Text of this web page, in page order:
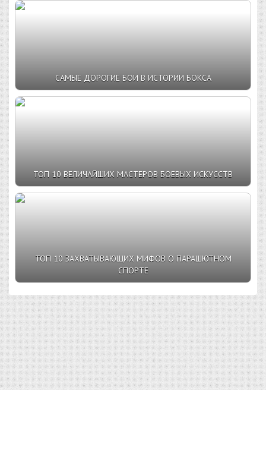
САМЫЕ ДОРОГИЕ БОИ В ИСТОРИИ БОКСА
ТОП 10 ВЕЛИЧАЙШИХ МАСТЕРОВ БОЕВЫХ ИСКУССТВ
ТОП 10 ЗАХВАТЫВАЮЩИХ МИФОВ О ПАРАШЮТНОМ
СПОРТЕ